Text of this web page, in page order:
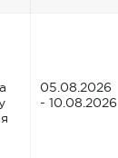
05.08.2026
- 10.08.2026